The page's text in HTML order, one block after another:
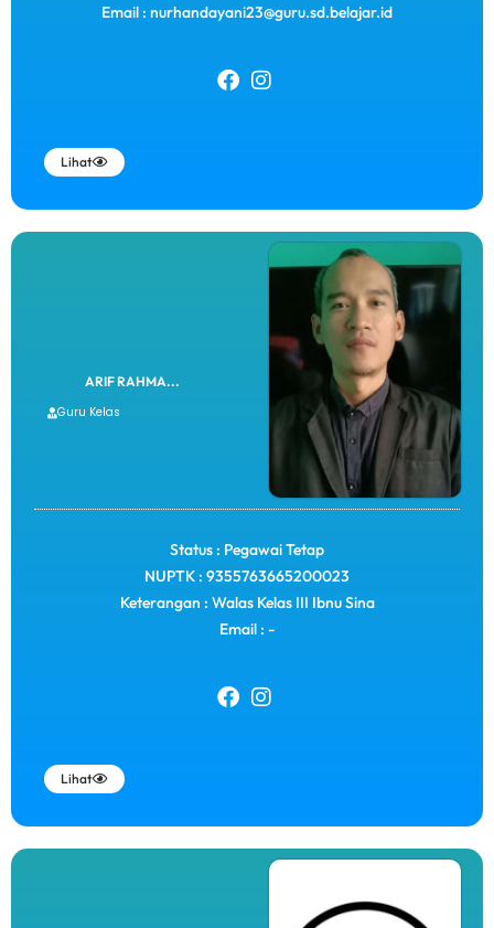
Email : nurhandayani23@guru.sd.belajar.id
Lihat
ARIF RAHMA...
Guru Kelas
Status : Pegawai Tetap
NUPTK : 9355763665200023
Keterangan : Walas Kelas III Ibnu Sina
Email : -
Lihat